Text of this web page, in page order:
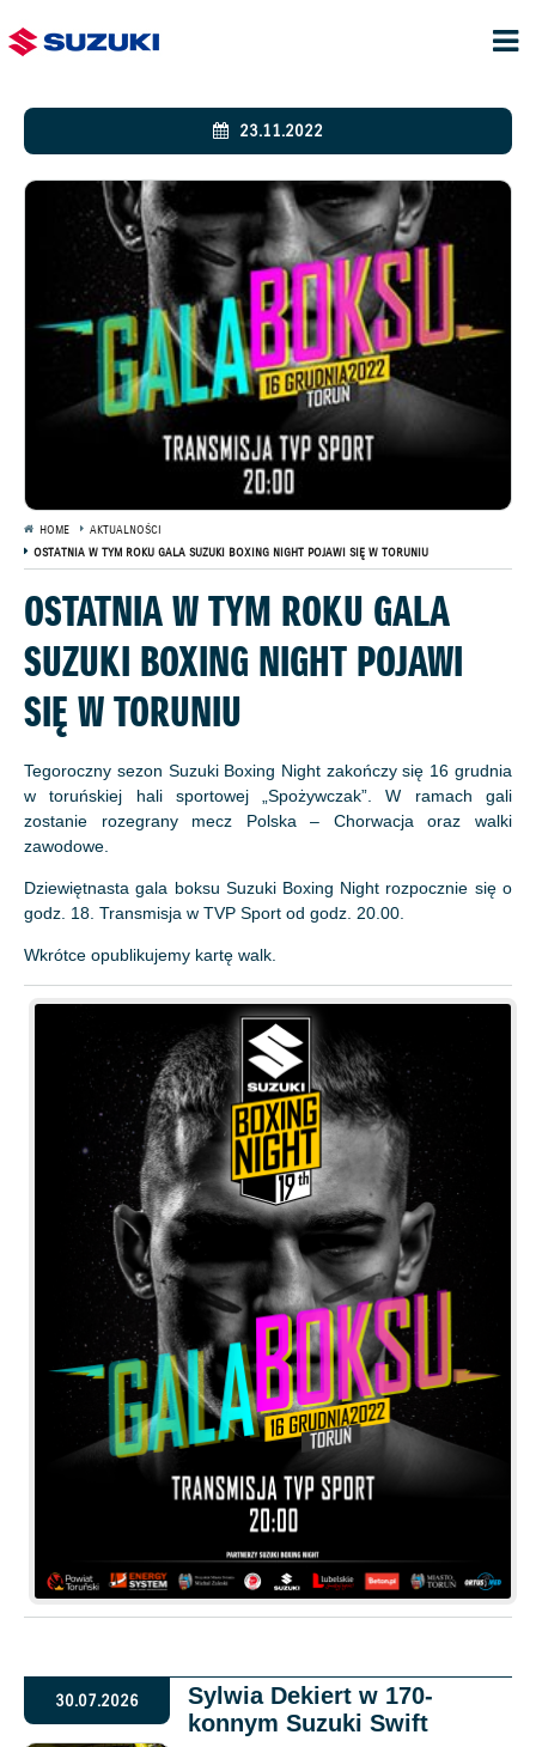
23.11.2022
HOME
AKTUALNOŚCI
OSTATNIA W TYM ROKU GALA SUZUKI BOXING NIGHT POJAWI SIĘ W TORUNIU
OSTATNIA W TYM ROKU GALA
SUZUKI BOXING NIGHT POJAWI
SIĘ W TORUNIU
Tegoroczny sezon Suzuki Boxing Night zakończy się 16 grudnia
w toruńskiej hali sportowej „Spożywczak”. W ramach gali
zostanie rozegrany mecz Polska – Chorwacja oraz walki
zawodowe.
Dziewiętnasta gala boksu Suzuki Boxing Night rozpocznie się o
godz. 18. Transmisja w TVP Sport od godz. 20.00.
Wkrótce opublikujemy kartę walk.
30.07.2026
Sylwia Dekiert w 170-
konnym Suzuki Swift